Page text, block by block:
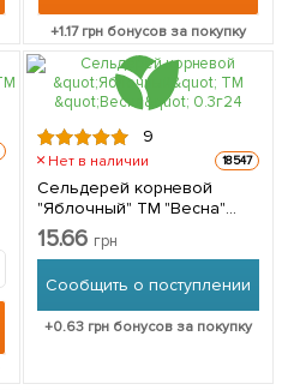
+1.17грн бонусов за покупку
9
Нет в наличии 18547
Сельдерей корневой
"Яблочный" ТМ "Весна"
0.3г
15.66 грн
Сообщить о поступлении
+0.63 грн бонусов за покупку